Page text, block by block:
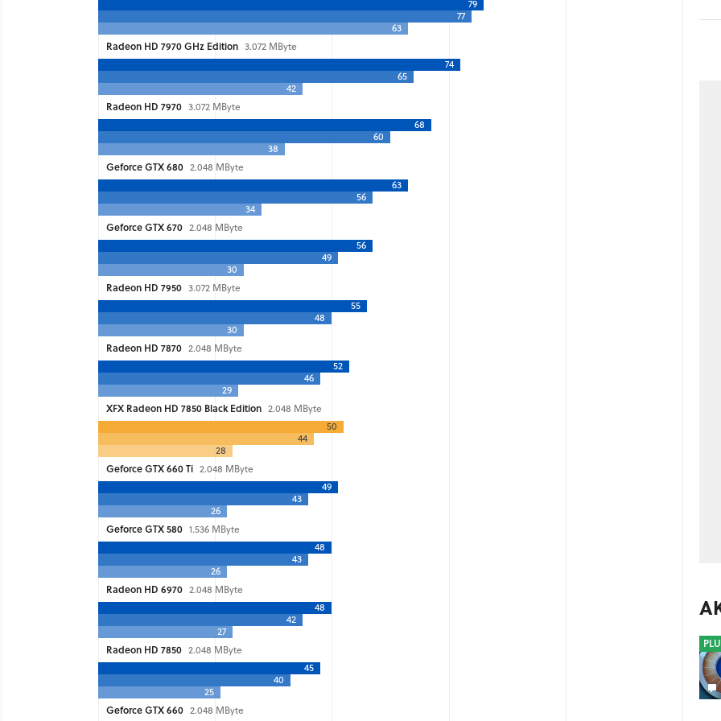
79
77
63
Radeon HD 7970 GHz Edition 3.072 MByte
74
65
42
Radeon HD 7970 3.072 MByte
68
60
38
Geforce GTX 680 2.048 MByte
63
56
34
Geforce GTX 670 2.048 MByte
56
49
30
Radeon HD 7950 3.072 MByte
55
48
30
Radeon HD 7870 2.048 MByte
52
46
29
XFX Radeon HD 7850 Black Edition 2.048 MByte
50
44
28
Geforce GTX 660 Ti 2.048 MByte
49
43
26
Geforce GTX 580 1.536 MByte
48
43
26
Radeon HD 6970 2.048 MByte
48
42
27
Radeon HD 7850 2.048 MByte
45
40
25
Geforce GTX 660 2.048 MByte